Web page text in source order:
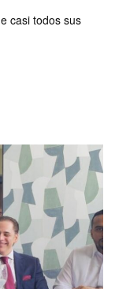
casi todos sus